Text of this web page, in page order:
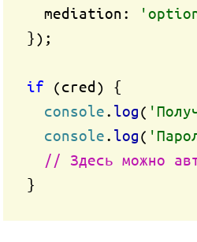
mediation :
});
if (cred) {
console. log(
console. log(
// Здесь можно